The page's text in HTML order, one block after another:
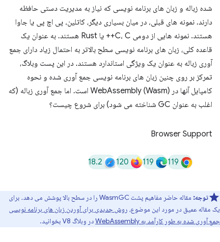
شده زباله و زبان های برنامه نویسی که نیاز به مدیریت دستی حافظه
دارند. نمونه های قبلی، در میان بسیاری دیگر، کاتلین، پی اچ پی یا جاوا
هستند. نمونه هایی از دومی C، C++ یا Rust هستند. به عنوان یک
قاعده کلی، زبان های برنامه نویسی سطح بالاتر به احتمال زیاد دارای جمع
آوری زباله به عنوان یک ویژگی استاندارد هستند. در این پست وبلاگ،
تمرکز بر روی چنین زبان های برنامه نویسی جمع آوری شده و نحوه
کامپایل آنها در WebAssembly (Wasm) است. اما جمع آوری زباله (که
اغلب به عنوان GC شناخته می شود) برای شروع چیست؟
Browser Support
119
119
120
18.2
توجه:
مقاله حاضر مفاهیم پشت WasmGC را در سطح بالا پوشش می دهد. برای
یک مقاله عمیق در مورد این موضوع، روش جدیدی برای آوردن زبان های برنامه نویسی
جمع آوری شده به طور کارآمد به WebAssembly
در وبلاگ V8 بخوانید.